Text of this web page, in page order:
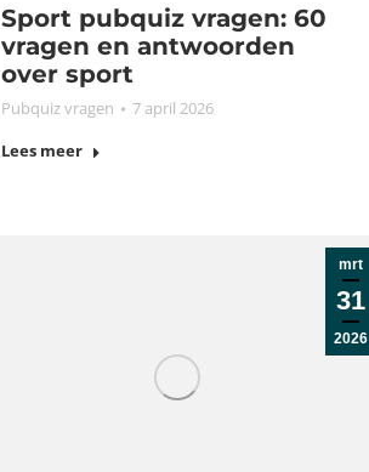
Sport pubquiz vragen: 60
vragen en antwoorden
over sport
Pubquiz vragen
7 april 2026
Lees meer
mrt
31
2026